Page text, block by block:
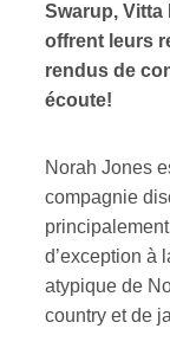
Swarup, Vitta
offrent leurs
rendus de
écoute!
Norah Jones
compagnie
d’exception à
atypique de
country et de